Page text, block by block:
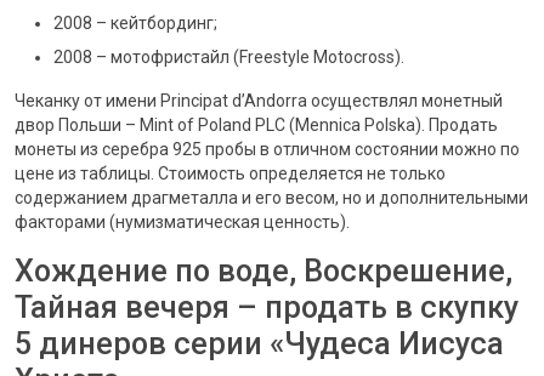
2008 – кейтбординг;
2008 – мотофристайл (Freestyle Motocross).
Чеканку от имени Principat d’Andorra осуществлял монетный
двор Польши – Mint of Poland PLC (Mennica Polska). Продать
монеты из серебра 925 пробы в отличном состоянии можно по
цене из таблицы. Стоимость определяется не только
содержанием драгметалла и его весом, но и дополнительными
факторами (нумизматическая ценность).
Хождение по воде, Воскрешение,
Тайная вечеря – продать в скупку
5 динеров серии «Чудеса Иисуса